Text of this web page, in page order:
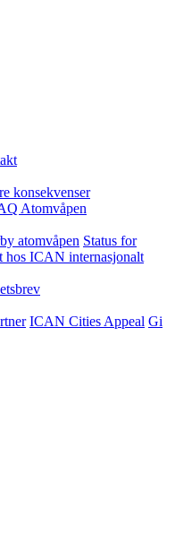
konsekvenser
Atomvåpen
atomvåpen Status for
hos ICAN internasjonalt
ICAN Cities Appeal Gi